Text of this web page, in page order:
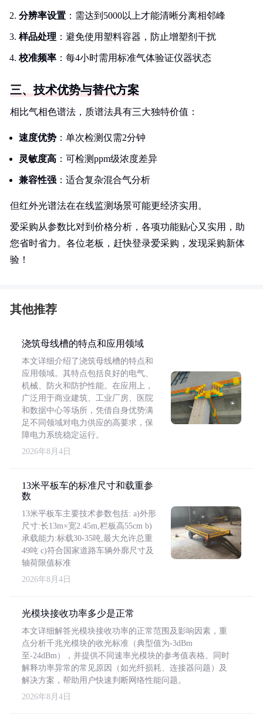
分辨率设置 ：需达到5000以上才能清晰分离相邻峰
样品处理 ：避免使用塑料容器，防止增塑剂干扰
校准频率 ：每4小时需用标准气体验证仪器状态
三、技术优势与替代方案
相比气相色谱法，质谱法具有三大独特价值：
速度优势 ：单次检测仅需2分钟
灵敏度高 ：可检测ppm级浓度差异
兼容性强 ：适合复杂混合气分析
但红外光谱法在在线监测场景可能更经济实用。
爱采购从参数比对到价格分析，各项功能贴心又实用，助
您省时省力。各位老板，赶快登录爱采购，发现采购新体
验！
其他推荐
浇筑母线槽的特点和应用领域
本文详细介绍了浇筑母线槽的特点和
应用领域。其特点包括良好的电气、
机械、防火和防护性能。在应用上，
广泛用于商业建筑、工业厂房、医院
和数据中心等场所，凭借自身优势满
足不同领域对电力供应的高要求，保
障电力系统稳定运行。
2026年8月4日
13米平板车的标准尺寸和载重参
数
13米平板车主要技术参数包括: a)外形
尺寸:长13m×宽2.45m,栏板高55cm b)
承载能力:标载30-35吨,最大允许总重
49吨 c)符合国家道路车辆外廓尺寸及
轴荷限值标准
2026年8月4日
光模块接收功率多少是正常
本文详细解答光模块接收功率的正常范围及影响因素，重
点分析千兆光模块的收光标准（典型值为-3dBm
至-24dBm），并提供不同速率光模块的参考值表格。同时
解释功率异常的常见原因（如光纤损耗、连接器问题）及
解决方案，帮助用户快速判断网络性能问题。
2026年8月4日